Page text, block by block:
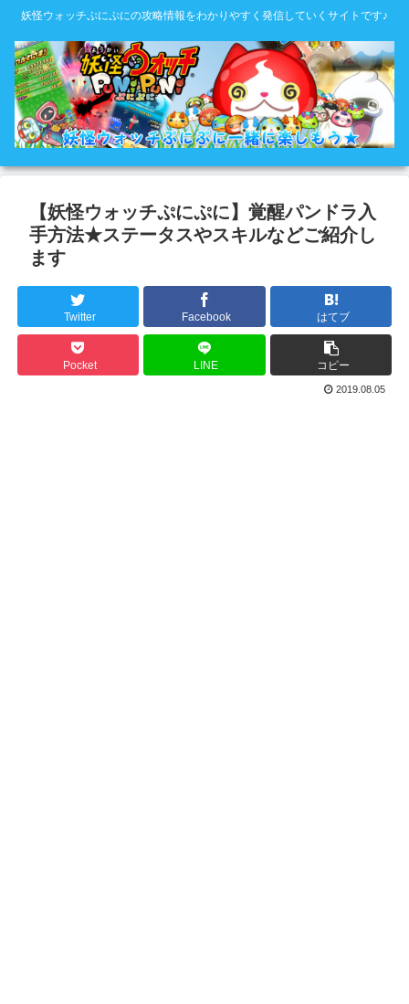
妖怪ウォッチぷにぷにの攻略情報をわかりやすく発信していくサイトです♪
【妖怪ウォッチぷにぷに】覚醒パンドラ入
手方法★ステータスやスキルなどご紹介し
ます
Twitter Facebook はてブ
Pocket LINE コピー
2019.08.05